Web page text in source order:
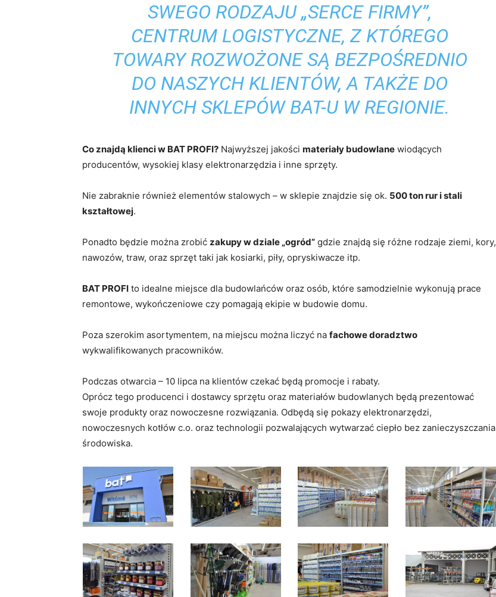
SWEGO RODZAJU „SERCE FIRMY”,
CENTRUM LOGISTYCZNE, Z KTÓREGO
TOWARY ROZWOŻONE SĄ BEZPOŚREDNIO
DO NASZYCH KLIENTÓW, A TAKŻE DO
INNYCH SKLEPÓW BAT-U W REGIONIE.
Co znajdą klienci w BAT PROFI? Najwyższej jakości materiały budowlane wiodących
producentów, wysokiej klasy elektronarzędzia i inne sprzęty.
Nie zabraknie również elementów stalowych – w sklepie znajdzie się ok. 500 ton rur i stali
kształtowej.
Ponadto będzie można zrobić zakupy w dziale „ogród” gdzie znajdą się różne rodzaje ziemi, kory,
nawozów, traw, oraz sprzęt taki jak kosiarki, piły, opryskiwacze itp.
BAT PROFI to idealne miejsce dla budowlańców oraz osób, które samodzielnie wykonują prace
remontowe, wykończeniowe czy pomagają ekipie w budowie domu.
Poza szerokim asortymentem, na miejscu można liczyć na fachowe doradztwo
wykwalifikowanych pracowników.
Podczas otwarcia – 10 lipca na klientów czekać będą promocje i rabaty.
Oprócz tego producenci i dostawcy sprzętu oraz materiałów budowlanych będą prezentować
swoje produkty oraz nowoczesne rozwiązania. Odbędą się pokazy elektronarzędzi,
nowoczesnych kotłów c.o. oraz technologii pozwalających wytwarzać ciepło bez zanieczyszczania
środowiska.